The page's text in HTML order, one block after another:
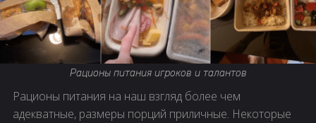
Рационы питания игроков и талантов
Рационы питания на наш взгляд более чем
адекватные, размеры порций приличные. Некоторые